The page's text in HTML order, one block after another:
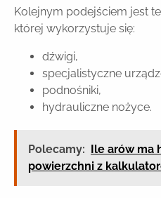
Kolejnym podejściem jest
której wykorzystuje się:
dźwigi,
specjalistyczne
podnośniki,
hydrauliczne nożyce.
Polecamy:
Ile arów ma
powierzchni z